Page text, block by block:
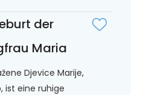
der
Maria
Djevice Marije,
ist eine ruhige